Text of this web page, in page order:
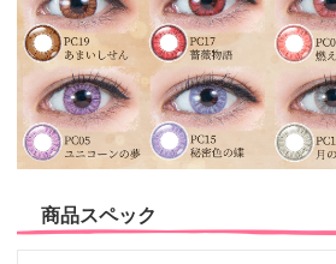
商品スペック